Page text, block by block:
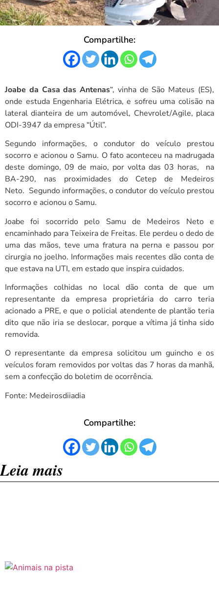
Compartilhe:
Joabe da Casa das Antenas“, vinha de São Mateus (ES),
onde estuda Engenharia Elétrica, e sofreu uma colisão na
lateral dianteira de um automóvel, Chevrolet/Agile, placa
ODI-3947 da empresa “Útil”.
Segundo informações, o condutor do veículo prestou
socorro e acionou o Samu. O fato aconteceu na madrugada
deste domingo, 09 de maio, por volta das 03 horas, na
BA-290, nas proximidades do Cetep de Medeiros
Neto. Segundo informações, o condutor do veículo prestou
socorro e acionou o Samu.
Joabe foi socorrido pelo Samu de Medeiros Neto e
encaminhado para Teixeira de Freitas. Ele perdeu o dedo de
uma das mãos, teve uma fratura na perna e passou por
cirurgia no joelho. Informações mais recentes dão conta de
que estava na UTI, em estado que inspira cuidados.
Informações colhidas no local dão conta de que um
representante da empresa proprietária do carro teria
acionado a PRE, e que o policial atendente de plantão teria
dito que não iria se deslocar, porque a vítima já tinha sido
removida.
O representante da empresa solicitou um guincho e os
veículos foram removidos por voltas das 7 horas da manhã,
sem a confecção do boletim de ocorrência.
Fonte: Medeirosdiiadia
Compartilhe:
Leia mais